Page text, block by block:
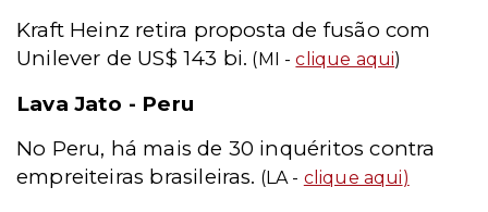
Kraft Heinz retira proposta de fusão com
Unilever de US$ 143 bi. (MI -clique aqui)
Lava Jato - Peru
No Peru, há mais de 30 inquéritos contra
empreiteiras brasileiras. (LA - clique aqui)